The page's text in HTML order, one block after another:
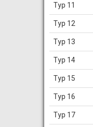
Тур 11
Тур 12
Тур 13
Тур 14
Тур 15
Тур 16
Тур 17